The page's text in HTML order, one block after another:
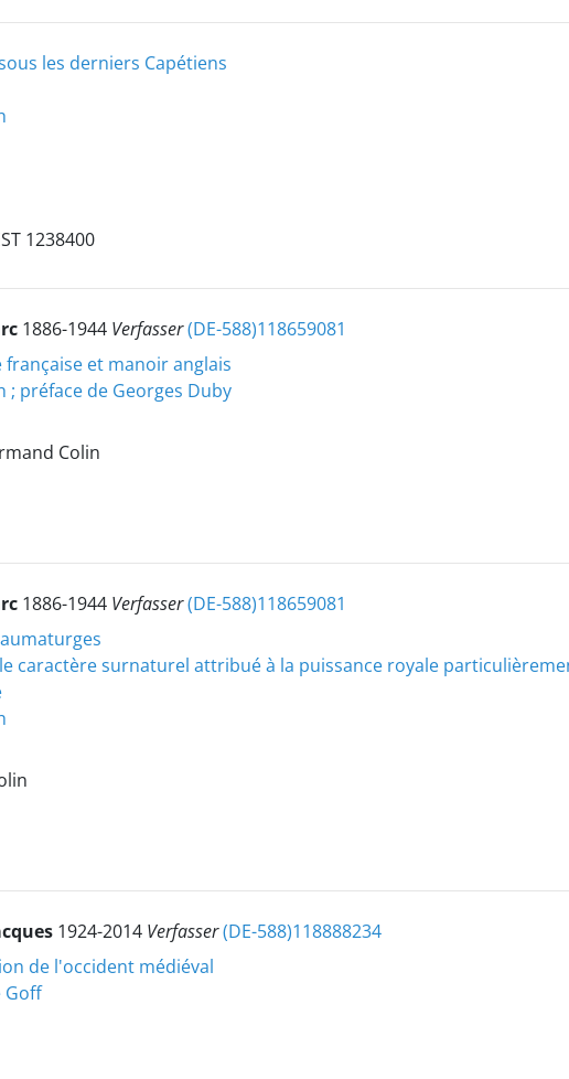
les derniers Capétiens
1238400
1886-1944 Verfasser(DE-588)118659081
française et manoir anglais
; préface de Georges Duby
Colin
1886-1944 Verfasser(DE-588)118659081
caractère surnaturel attribué à la puissance royale
1924-2014 Verfasser(DE-588)118888234
de l'occident médiéval
Goff